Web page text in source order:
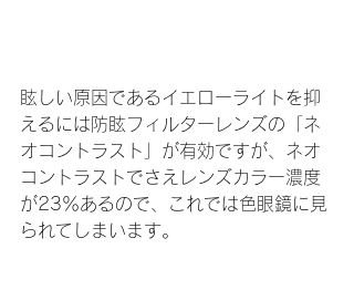
眩しい原因であるイエローライトを抑
えるには防眩フィルターレンズの「ネ
オコントラスト」が有効ですが、ネオ
コントラストでさえレンズカラー濃度
が23％あるので、これでは色眼鏡に見
られてしまいます。